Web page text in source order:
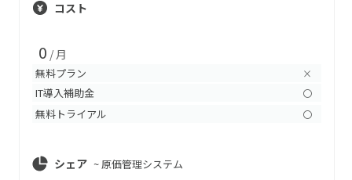
コスト
0 / 月
無料プラン ×
IT導入補助金 〇
無料トライアル 〇
シェア ~ 原価管理システム